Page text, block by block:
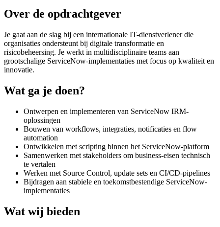
Over de opdrachtgever
Je gaat aan de slag bij een internationale IT-dienstverlener die
organisaties ondersteunt bij digitale transformatie en
risicobeheersing. Je werkt in multidisciplinaire teams aan
grootschalige ServiceNow-implementaties met focus op kwaliteit en
innovatie.
Wat ga je doen?
Ontwerpen en implementeren van ServiceNow IRM-
oplossingen
Bouwen van workflows, integraties, notificaties en flow
automation
Ontwikkelen met scripting binnen het ServiceNow-platform
Samenwerken met stakeholders om business-eisen technisch
te vertalen
Werken met Source Control, update sets en CI/CD-pipelines
Bijdragen aan stabiele en toekomstbestendige ServiceNow-
implementaties
Wat wij bieden